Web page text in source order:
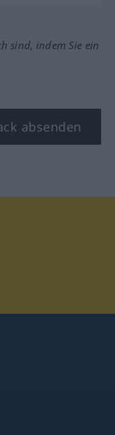
sind, indem Sie ein
absenden